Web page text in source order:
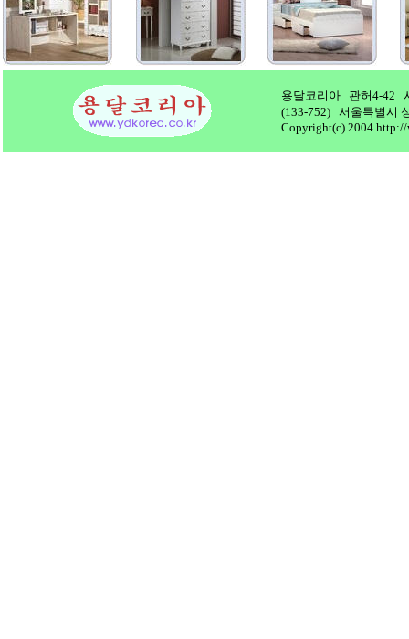
용달코리아 관허4-42
(133-752) 서울특별시
Copyright(c) 2004 http://